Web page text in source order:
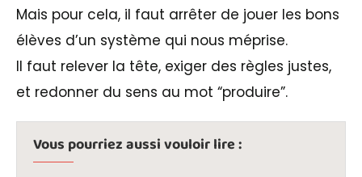
Mais pour cela, il faut arrêter de jouer les bons
élèves d’un système qui nous méprise.
Il faut relever la tête, exiger des règles justes,
et redonner du sens au mot “produire”.
Vous pourriez aussi vouloir lire :